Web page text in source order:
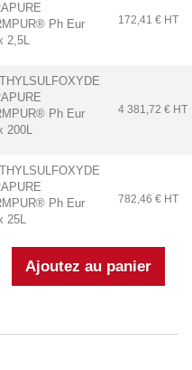
Ph Eur
2,5L
172,41 € HT
Ph Eur
200L
4 381,72 € HT
Ph Eur
25L
782,46 € HT